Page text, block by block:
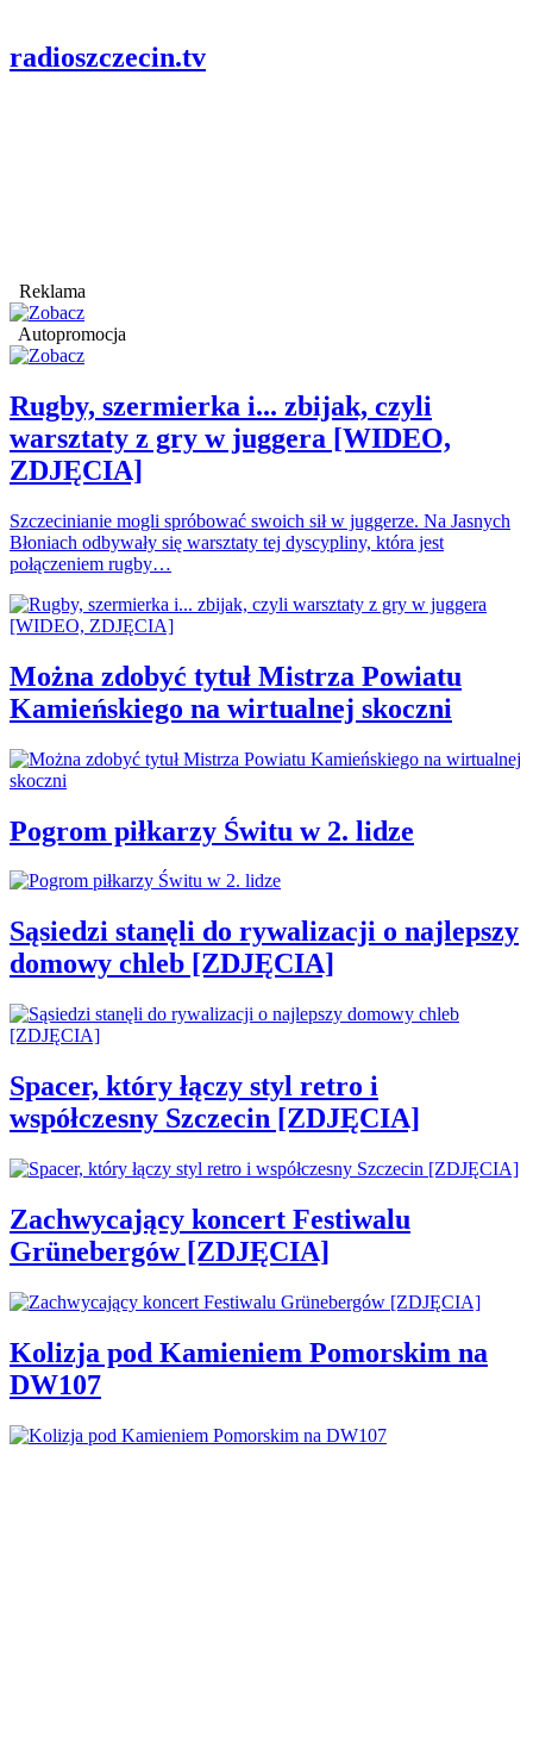
radioszczecin.tv
Reklama
Autopromocja
Rugby, szermierka i... zbijak, czyli
warsztaty z gry w juggera [WIDEO,
ZDJĘCIA]
Szczecinianie mogli spróbować swoich sił w juggerze. Na Jasnych
Błoniach odbywały się warsztaty tej dyscypliny, która jest
połączeniem rugby…
Można zdobyć tytuł Mistrza Powiatu
Kamieńskiego na wirtualnej skoczni
Pogrom piłkarzy Świtu w 2. lidze
Sąsiedzi stanęli do rywalizacji o najlepszy
domowy chleb [ZDJĘCIA]
Spacer, który łączy styl retro i
współczesny Szczecin [ZDJĘCIA]
Zachwycający koncert Festiwalu
Grünebergów [ZDJĘCIA]
Kolizja pod Kamieniem Pomorskim na
DW107